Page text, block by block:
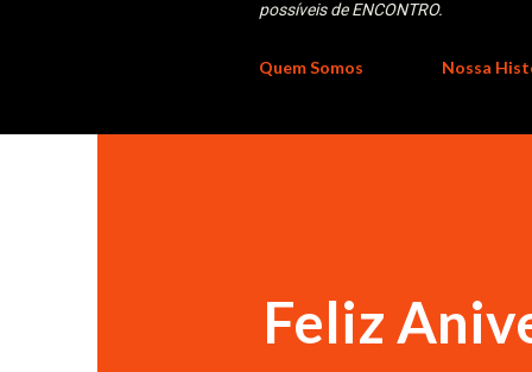
possíveis de ENCONTRO.
Quem Somos Nossa
Feliz